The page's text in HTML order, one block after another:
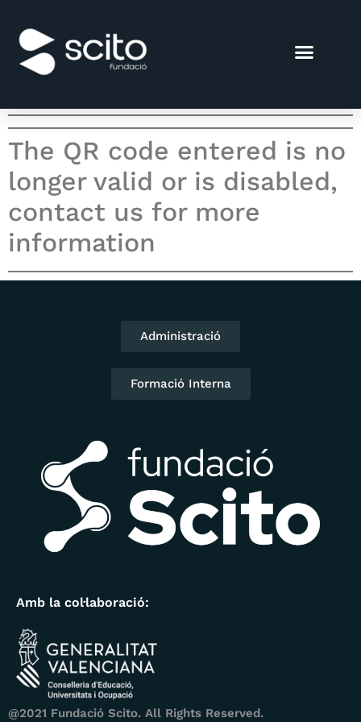
————
The QR code entered is no
longer valid or is disabled,
contact us for more
information
Administració
Formació Interna
Amb la col·laboració:
@2021 Fundació Scito. All Rights Reserved.